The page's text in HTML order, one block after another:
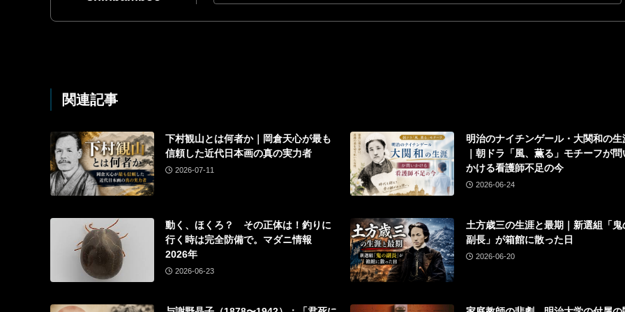
関連記事
下村観山とは何者か｜岡倉天心が最も
信頼した近代日本画の真の実力者
2026-07-11
明治のナイチンゲール・大関和の生
｜朝ドラ「風、薫る」モチーフが問
かける看護師不足の今
2026-06-24
動く、ほくろ？ その正体は！釣りに
行く時は完全防備で。マダニ情報
2026年
2026-06-23
土方歳三の生涯と最期｜新選組「鬼
副長」が箱館に散った日
2026-06-20